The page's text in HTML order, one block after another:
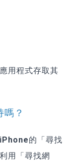
用程式存取其
？
的「尋找
用「尋找網